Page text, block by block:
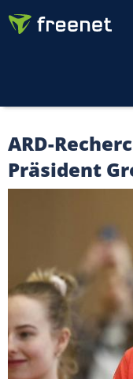
ARD-
Präsident